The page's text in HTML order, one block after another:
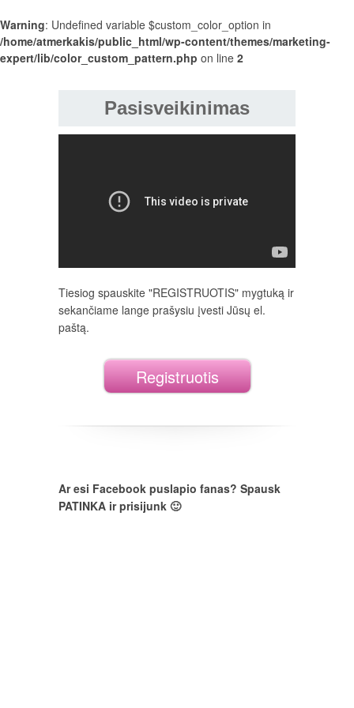
Warning: Undefined variable $custom_color_option in
/home/atmerkakis/public_html/wp-content/themes/marketing-
expert/lib/color_custom_pattern.php on line 2
Pasisveikinimas
Tiesiog spauskite "REGISTRUOTIS" mygtuką ir
sekančiame lange prašysiu įvesti Jūsų el.
paštą.
Registruotis
Ar esi Facebook puslapio fanas? Spausk
PATINKA ir prisijunk 🙂